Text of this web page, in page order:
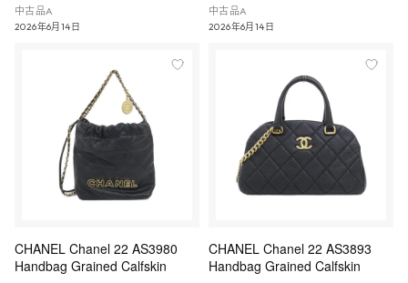
中古品A
2026年6月14日
中古品A
2026年6月14日
CHANEL Chanel 22 AS3980
Handbag Grained Calfskin
CHANEL Chanel 22 AS3893
Handbag Grained Calfskin